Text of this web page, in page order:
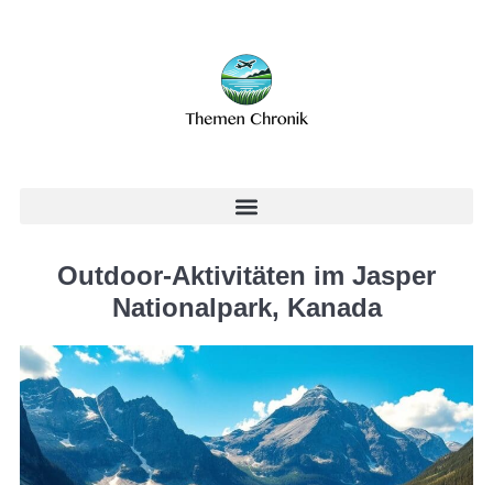
Outdoor-Aktivitäten im Jasper
Nationalpark, Kanada